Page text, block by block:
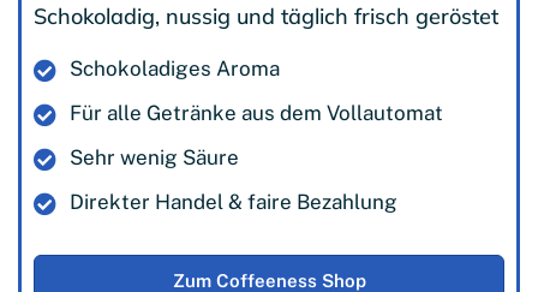
Schokoladig, nussig und täglich frisch geröstet
Schokoladiges Aroma
Für alle Getränke aus dem Vollautomat
Sehr wenig Säure
Direkter Handel & faire Bezahlung
Zum Coffeeness Shop